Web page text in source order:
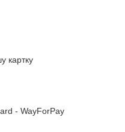
картку
- WayForPay